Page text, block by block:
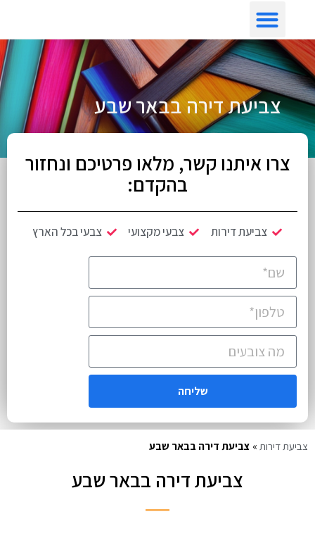
צביעת דירה בבאר שבע
צרו איתנו קשר, מלאו פרטיכם ונחזור
בהקדם:
צביעת דירות צבעי מקצועי צבעי בכל הארץ
שליחה
צביעת דירות » צביעת דירה בבאר שבע
צביעת דירה בבאר שבע